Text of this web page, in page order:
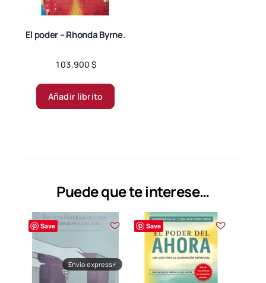
página
El poder – Rhonda Byrne.
103.900 $
Añadir librito
Puede que te interese…
Save
Envío express⚡
Save